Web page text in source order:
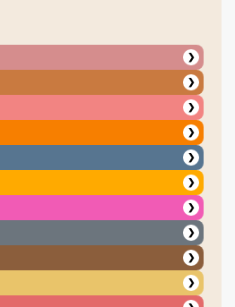
❯
❯
❯
❯
❯
❯
❯
❯
❯
❯